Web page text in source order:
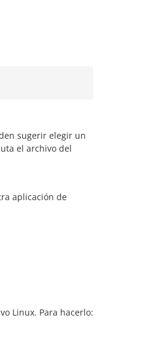
sugerir elegir un
el archivo del
aplicación de
Linux. Para hacerlo: